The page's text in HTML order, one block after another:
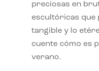
preciosas en
escultóricas que
tangible y lo
cuente cómo es
verano.